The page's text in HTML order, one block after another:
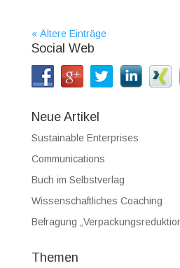
« Ältere Einträge
Social Web
Neue Artikel
Sustainable Enterprises
Communications
Buch im Selbstverlag
Wissenschaftliches Coaching
Befragung
Themen